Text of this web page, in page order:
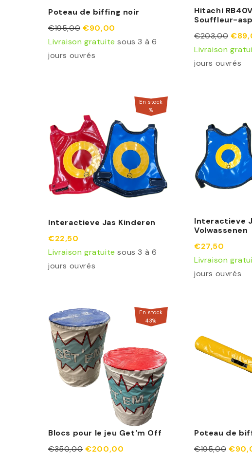
Poteau de biffing noir
€195,00 €90,00
Livraison gratuite sous 3 à 6
jours ouvrés
Hitachi
Souffleur-
€203,00
Livraison
jours ouvrés
En stock
%
Interactieve Jas Kinderen
€22,50
Livraison gratuite sous 3 à 6
jours ouvrés
Interactieve
Volwassenen
€27,50
Livraison
jours ouvrés
En stock
43%
Blocs pour le jeu Get'm Off
€350,00 €200,00
Poteau de
€195,00